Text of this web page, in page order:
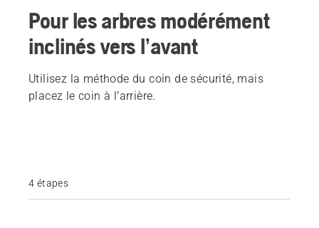
Pour les arbres modérément
inclinés vers l’avant
Utilisez la méthode du coin de sécurité, mais
placez le coin à l’arrière.
4 étapes